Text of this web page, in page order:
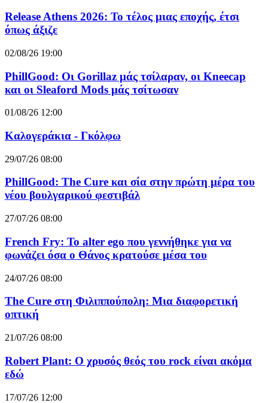
Release Athens 2026: Το τέλος μιας εποχής, έτσι
όπως άξιζε
02/08/26 19:00
PhillGood: Οι Gorillaz μάς τσίλαραν, οι Kneecap
και οι Sleaford Mods μάς τσίτωσαν
01/08/26 12:00
Καλογεράκια - Γκόλφω
29/07/26 08:00
PhillGood: The Cure και σία στην πρώτη μέρα του
νέου βουλγαρικού φεστιβάλ
27/07/26 08:00
French Fry: Το alter ego που γεννήθηκε για να
φωνάζει όσα ο Θάνος κρατούσε μέσα του
24/07/26 08:00
The Cure στη Φιλιππούπολη: Μια διαφορετική
οπτική
21/07/26 08:00
Robert Plant: Ο χρυσός θεός του rock είναι ακόμα
εδώ
17/07/26 12:00